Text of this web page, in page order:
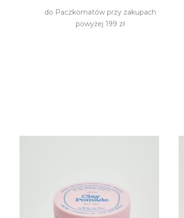
do Paczkomatów przy zakupach
powyżej 199 zł